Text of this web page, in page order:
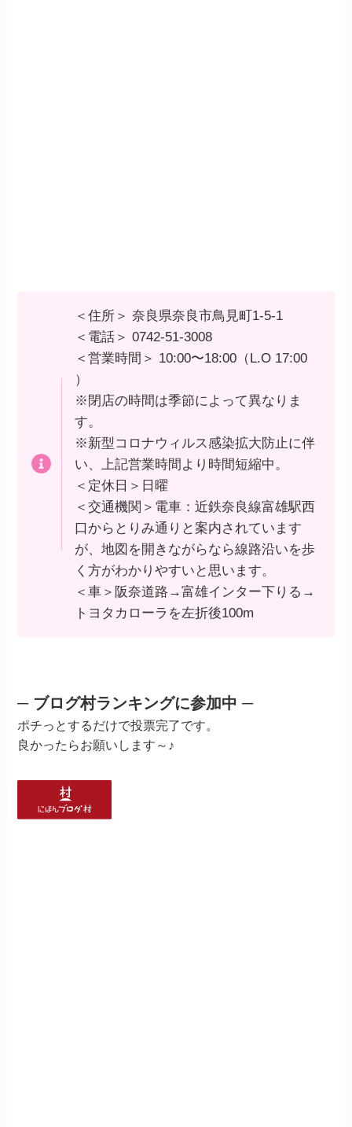
＜住所＞ 奈良県奈良市鳥見町1-5-1
＜電話＞ 0742-51-3008
＜営業時間＞ 10:00〜18:00（L.O 17:00
）
※閉店の時間は季節によって異なりま
す。
※新型コロナウィルス感染拡大防止に伴
い、上記営業時間より時間短縮中。
＜定休日＞日曜
＜交通機関＞電車：近鉄奈良線富雄駅西
口からとりみ通りと案内されています
が、地図を開きながらなら線路沿いを歩
く方がわかりやすいと思います。
＜車＞阪奈道路→富雄インター下りる→
トヨタカローラを左折後100m
─ ブログ村ランキングに参加中 ─
ポチっとするだけで投票完了です。
良かったらお願いします～♪